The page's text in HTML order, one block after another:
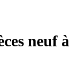
neuf à